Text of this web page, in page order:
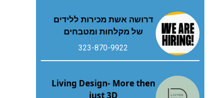
דרושה אשת מכירות ללידים
של מקלחות ומטבחים
323-870-9922
Living Design- More then
just 3D